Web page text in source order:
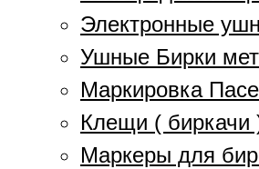
Электронные
Ушные Бирки
Маркировка
Клещи ( биркачи
Маркеры для